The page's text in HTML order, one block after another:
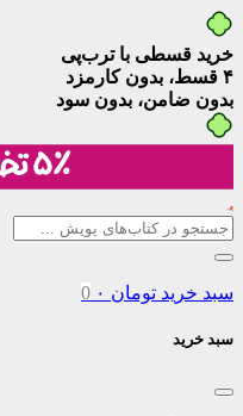
خرید قسطی با ترب‌پی
۴ قسط، بدون کارمزد
بدون ضامن، بدون سود
سبد خرید تومان 0
سبد خرید